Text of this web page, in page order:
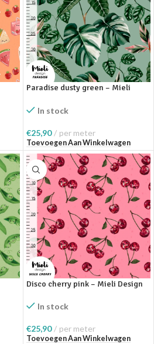
Paradise dusty green – Mieli
In stock
€25,90 per meter
Toevoegen Aan Winkelwagen
Disco cherry pink – Mieli Design
In stock
€25,90 per meter
Toevoegen Aan Winkelwagen